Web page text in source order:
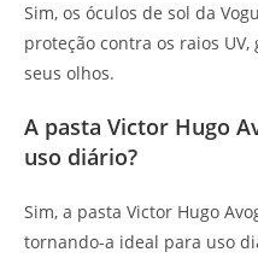
Sim, os óculos de sol da
proteção contra os raios
seus olhos.
A pasta Victor Hugo
uso diário?
Sim, a pasta Victor Hugo
tornando-a ideal para uso